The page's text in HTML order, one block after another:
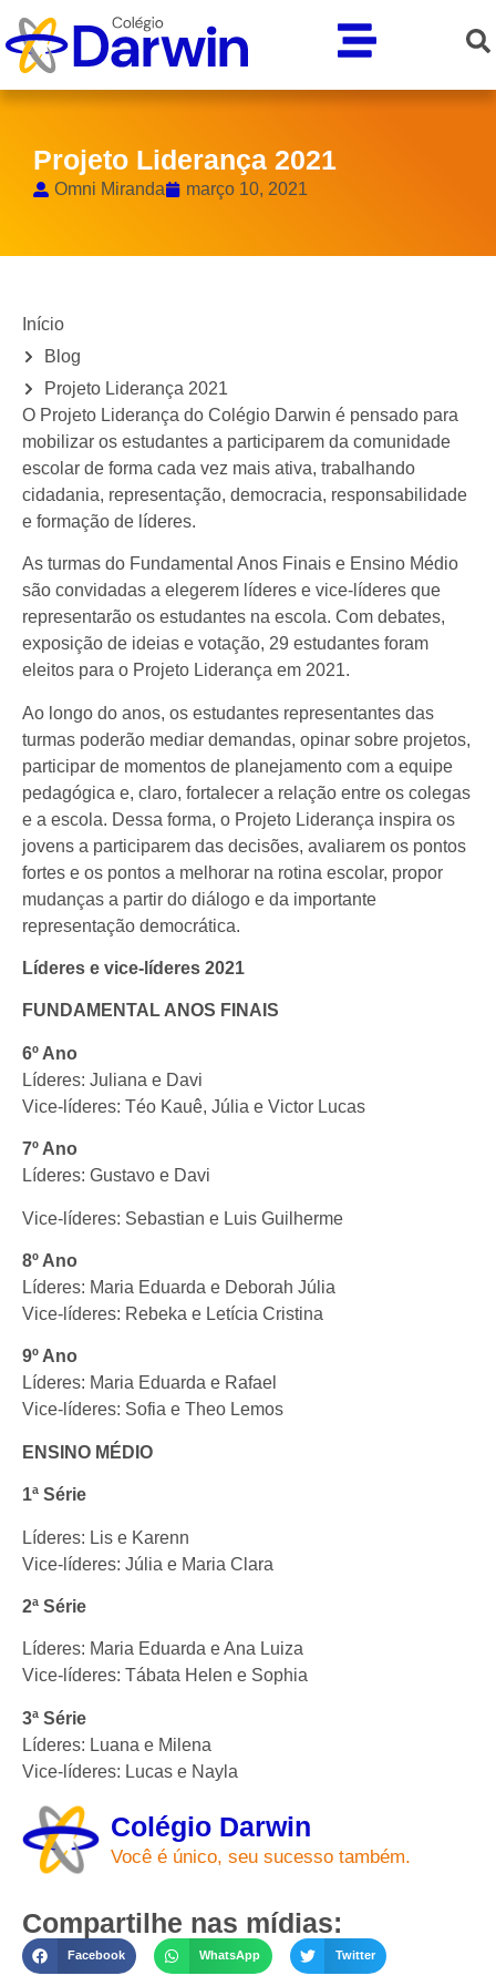
Projeto Liderança 2021
Omni Miranda março 10, 2021
Início
Blog
Projeto Liderança 2021
O Projeto Liderança do Colégio Darwin é pensado para
mobilizar os estudantes a participarem da comunidade
escolar de forma cada vez mais ativa, trabalhando
cidadania, representação, democracia, responsabilidade
e formação de líderes.
As turmas do Fundamental Anos Finais e Ensino Médio
são convidadas a elegerem líderes e vice-líderes que
representarão os estudantes na escola. Com debates,
exposição de ideias e votação, 29 estudantes foram
eleitos para o Projeto Liderança em 2021.
Ao longo do anos, os estudantes representantes das
turmas poderão mediar demandas, opinar sobre projetos,
participar de momentos de planejamento com a equipe
pedagógica e, claro, fortalecer a relação entre os colegas
e a escola. Dessa forma, o Projeto Liderança inspira os
jovens a participarem das decisões, avaliarem os pontos
fortes e os pontos a melhorar na rotina escolar, propor
mudanças a partir do diálogo e da importante
representação democrática.
Líderes e vice-líderes 2021
FUNDAMENTAL ANOS FINAIS
6º Ano
Líderes: Juliana e Davi
Vice-líderes: Téo Kauê, Júlia e Victor Lucas
7º Ano
Líderes: Gustavo e Davi
Vice-líderes: Sebastian e Luis Guilherme
8º Ano
Líderes: Maria Eduarda e Deborah Júlia
Vice-líderes: Rebeka e Letícia Cristina
9º Ano
Líderes: Maria Eduarda e Rafael
Vice-líderes: Sofia e Theo Lemos
ENSINO MÉDIO
1ª Série
Líderes: Lis e Karenn
Vice-líderes: Júlia e Maria Clara
2ª Série
Líderes: Maria Eduarda e Ana Luiza
Vice-líderes: Tábata Helen e Sophia
3ª Série
Líderes: Luana e Milena
Vice-líderes: Lucas e Nayla
Colégio Darwin
Você é único, seu sucesso também.
Compartilhe nas mídias:
Facebook WhatsApp Twitter